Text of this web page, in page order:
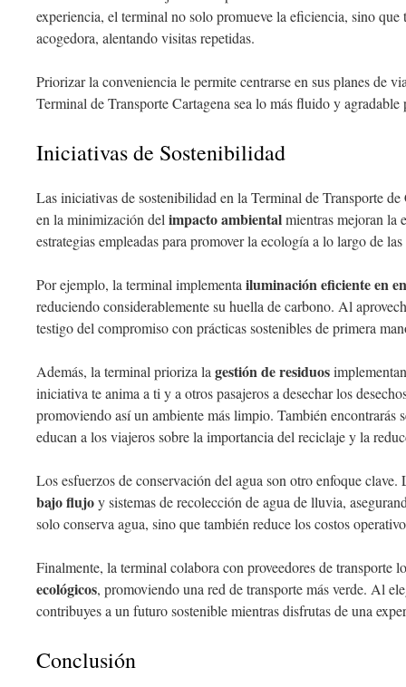
experiencia, el terminal no solo promueve la eficiencia, sino que
acogedora, alentando visitas repetidas.
Priorizar la conveniencia le permite centrarse en sus planes de
Terminal de Transporte Cartagena sea lo más fluido y agradable
Iniciativas de Sostenibilidad
Las iniciativas de sostenibilidad en la Terminal de Transporte
en la minimización del impacto ambientalmientras mejoran la
estrategias empleadas para promover la ecología a lo largo de
Por ejemplo, la terminal implementa iluminación eficiente en
reduciendo considerablemente su huella de carbono. Al
testigo del compromiso con prácticas sostenibles de primera
Además, la terminal prioriza la gestión de residuos
iniciativa te anima a ti y a otros pasajeros a desechar los
promoviendo así un ambiente más limpio. También encontrarás
educan a los viajeros sobre la importancia del reciclaje y la
Los esfuerzos de conservación del agua son otro enfoque
bajo flujoy sistemas de recolección de agua de lluvia,
solo conserva agua, sino que también reduce los costos
Finalmente, la terminal colabora con proveedores de transporte
ecológicos, promoviendo una red de transporte más verde. Al
contribuyes a un futuro sostenible mientras disfrutas de una
Conclusión